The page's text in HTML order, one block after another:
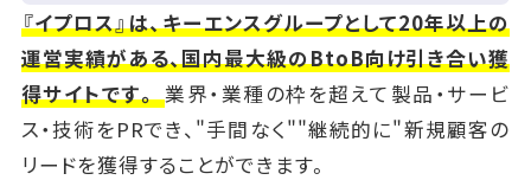
『イプロス』は、キーエンスグループとして20年以上の
運営実績がある、国内最大級のBtoB向け引き合い獲
得サイトです。業界・業種の枠を超えて製品・サービ
ス・技術をPRでき、"手間なく""継続的に"新規顧客の
リードを獲得することができます。